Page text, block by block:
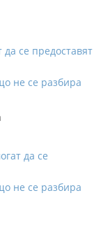
се предоставят
не се разбира
да се
не се разбира